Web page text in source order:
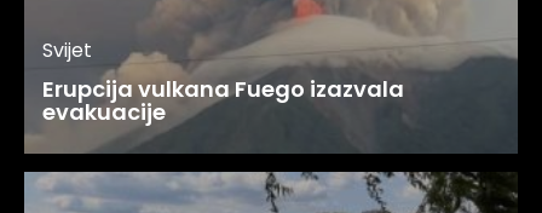
Svijet
Erupcija vulkana Fuego izazvala
evakuacije